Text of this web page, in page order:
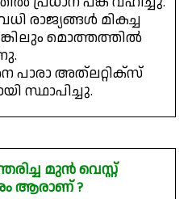
രാജ്യങ്ങൾ മികച്ച
മൊത്തത്തിൽ
പാരാ അത്‌ലറ്റിക്സ്
സ്ഥാപിച്ചു.
മുൻ വെസ്റ്റ്
ആരാണ് ?